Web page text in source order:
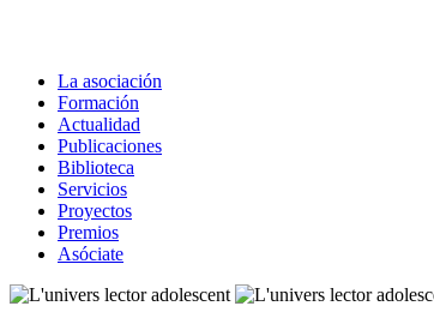
La asociación
Formación
Actualidad
Publicaciones
Biblioteca
Servicios
Proyectos
Premios
Asóciate